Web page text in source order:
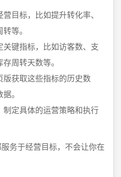
目标，比如提升转化率、
等。
键指标，比如访客数、支
周转天数等。
获取这些指标的历史数
。
定具体的运营策略和执行
务于经营目标，不会让你在